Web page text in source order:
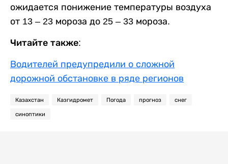
ожидается понижение температуры воздуха
от 13 – 23 мороза до 25 – 33 мороза.
Читайте также:
Водителей предупредили о сложной
дорожной обстановке в ряде регионов
Казахстан Казгидромет Погода прогноз снег
синоптики